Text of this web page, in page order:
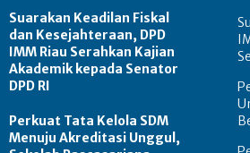
Suarakan Keadilan Fiskal
dan Kesejahteraan, DPD
IMM Riau Serahkan Kajian
Akademik kepada Senator
DPD RI
Perkuat Tata Kelola SDM
Menuju Akreditasi Unggul,